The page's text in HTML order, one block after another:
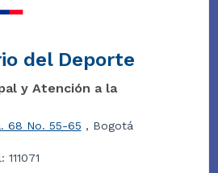
del Deporte
y Atención a la
68 No. 55-65 , Bogotá